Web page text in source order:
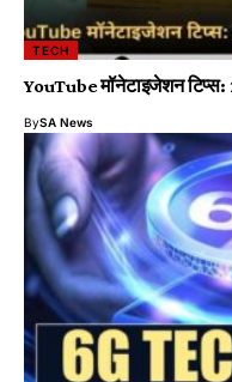
TECH
YouTube मॉनेटाइजेशन
BySA News